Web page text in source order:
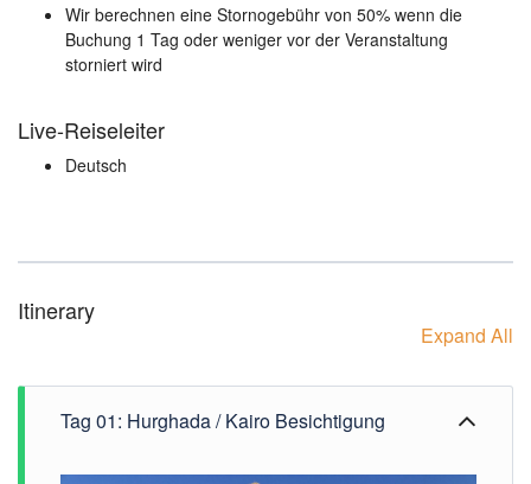
Wir berechnen eine Stornogebühr von 50% wenn die
Buchung 1 Tag oder weniger vor der Veranstaltung
storniert wird
Live-Reiseleiter
Deutsch
Itinerary
Expand All
Tag 01: Hurghada / Kairo Besichtigung